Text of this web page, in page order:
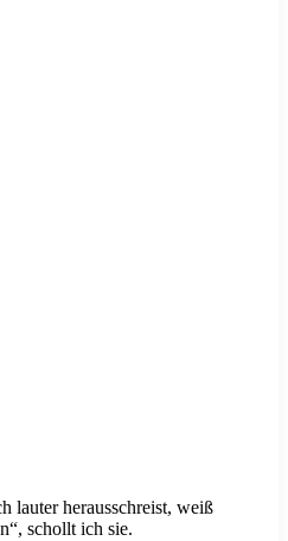
lauter herausschreist, weiß
schollt ich sie.